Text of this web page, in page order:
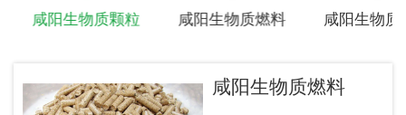
咸阳生物质颗粒 咸阳生物质燃料 咸阳生物质
咸阳生物质燃料